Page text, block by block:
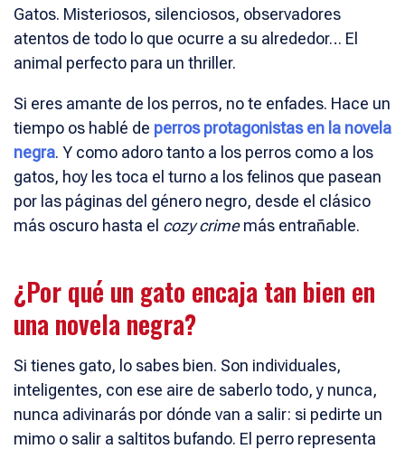
Gatos. Misteriosos, silenciosos, observadores
atentos de todo lo que ocurre a su alrededor… El
animal perfecto para un thriller.
Si eres amante de los perros, no te enfades. Hace un
tiempo os hablé de perros protagonistas en la novela
negra. Y como adoro tanto a los perros como a los
gatos, hoy les toca el turno a los felinos que pasean
por las páginas del género negro, desde el clásico
más oscuro hasta el cozy crimemás entrañable.
¿Por qué un gato encaja tan bien en
una novela negra?
Si tienes gato, lo sabes bien. Son individuales,
inteligentes, con ese aire de saberlo todo, y nunca,
nunca adivinarás por dónde van a salir: si pedirte un
mimo o salir a saltitos bufando. El perro representa